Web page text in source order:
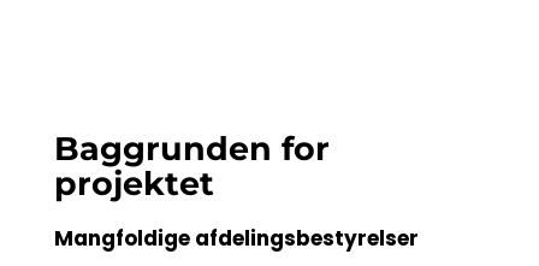
Baggrunden for
projektet
Mangfoldige afdelingsbestyrelser